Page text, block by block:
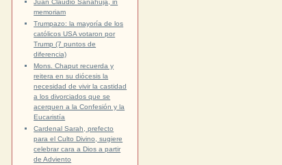
Juan Claudio Sanahuja, in
memoriam
Trumpazo: la mayoría de los
católicos USA votaron por
Trump (7 puntos de
diferencia)
Mons. Chaput recuerda y
reitera en su diócesis la
necesidad de vivir la castidad
a los divorciados que se
acerquen a la Confesión y la
Eucaristía
Cardenal Sarah, prefecto
para el Culto Divino, sugiere
celebrar cara a Dios a partir
de Adviento